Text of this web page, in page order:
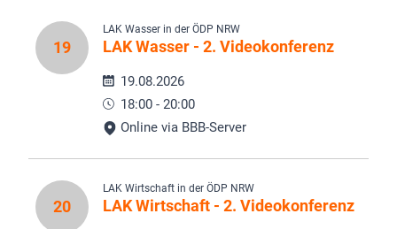
19
LAK Wasser in der ÖDP NRW
LAK Wasser - 2. Videokonferenz
19.08.2026
18:00 - 20:00
Online via BBB-Server
20
LAK Wirtschaft in der ÖDP NRW
LAK Wirtschaft - 2. Videokonferenz